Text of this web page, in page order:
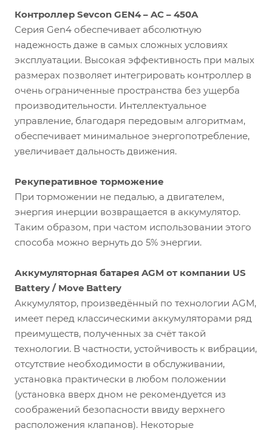
Контроллер Sevcon GEN4 – AC – 450A
Серия Gen4 обеспечивает абсолютную
надежность даже в самых сложных условиях
эксплуатации. Высокая эффективность при малых
размерах позволяет интегрировать контроллер в
очень ограниченные пространства без ущерба
производительности. Интеллектуальное
управление, благодаря передовым алгоритмам,
обеспечивает минимальное энергопотребление,
увеличивает дальность движения.
Рекуперативное торможение
При торможении не педалью, а двигателем,
энергия инерции возвращается в аккумулятор.
Таким образом, при частом использовании этого
способа можно вернуть до 5% энергии.
Аккумуляторная батарея AGM от компании US
Battery / Move Battery
Аккумулятор, произведённый по технологии AGM,
имеет перед классическими аккумуляторами ряд
преимуществ, полученных за счёт такой
технологии. В частности, устойчивость к вибрации,
отсутствие необходимости в обслуживании,
установка практически в любом положении
(установка вверх дном не рекомендуется из
соображений безопасности ввиду верхнего
расположения клапанов). Некоторые